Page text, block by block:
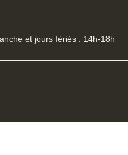
et jours fériés : 14h-18h